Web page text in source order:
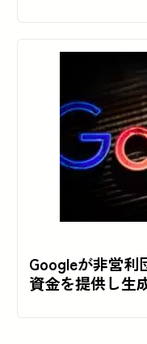
Googleが非営利
資金を提供し生